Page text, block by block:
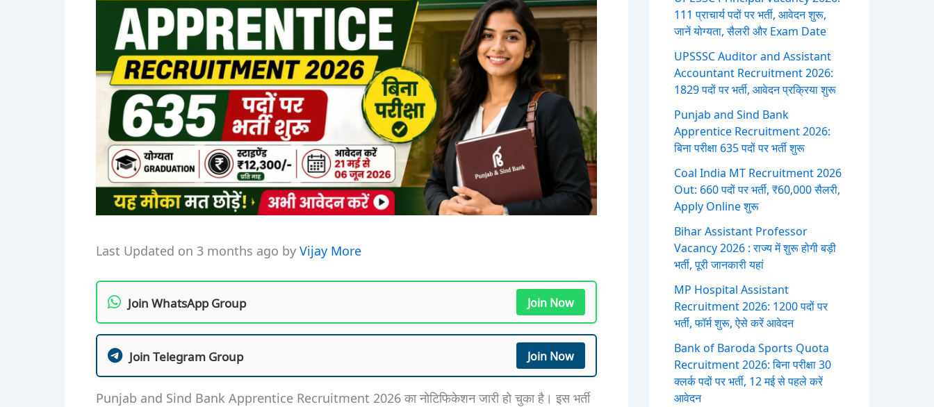
Last Updated on 3 months ago byVijay More
Join WhatsApp Group Join Now
Join Telegram Group Join Now
Punjab and Sind Bank Apprentice Recruitment 2026 का नोटिफिकेशन जारी हो चुका है। इस भर्ती
111 प्राचार्य पदों पर भर्ती, आवेदन शुरू,
जानें योग्यता, सैलरी और Exam Date
UPSSSC Auditor and Assistant
Accountant Recruitment 2026:
1829 पदों पर भर्ती, आवेदन प्रक्रिया शुरू
Punjab and Sind Bank
Apprentice Recruitment 2026:
बिना परीक्षा 635 पदों पर भर्ती शुरू
Coal India MT Recruitment 2026
Out: 660 पदों पर भर्ती, ₹60,000 सैलरी,
Apply Online शुरू
Bihar Assistant Professor
Vacancy 2026 : राज्य में शुरू होगी बड़ी
भर्ती, पूरी जानकारी यहां
MP Hospital Assistant
Recruitment 2026: 1200 पदों पर
भर्ती, फॉर्म शुरू, ऐसे करें आवेदन
Bank of Baroda Sports Quota
Recruitment 2026: बिना परीक्षा 30
क्लर्क पदों पर भर्ती, 12 मई से पहले करें
आवेदन